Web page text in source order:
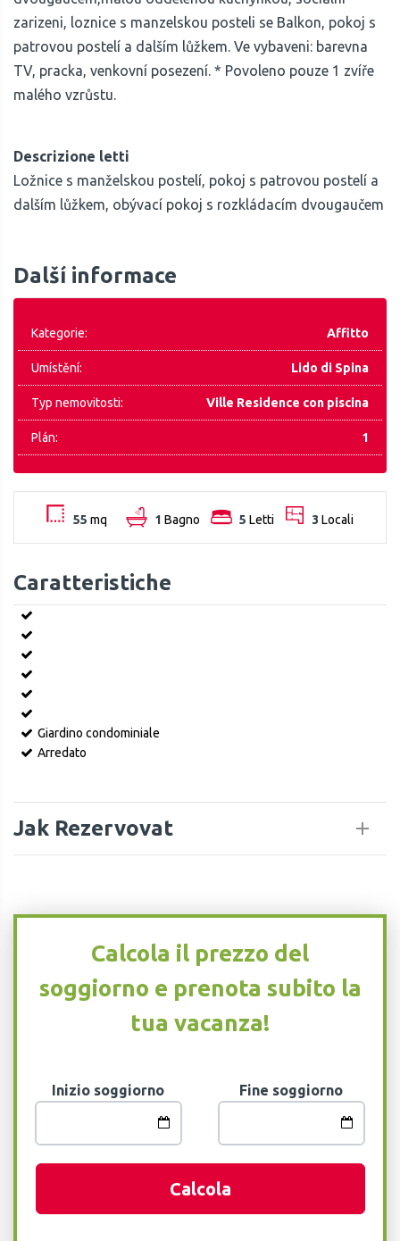
zarizeni, loznice s manzelskou posteli se Balkon, pokoj s
patrovou postelí a dalším lůžkem. Ve vybaveni: barevna
TV, pracka, venkovní posezení. * Povoleno pouze 1 zvíře
malého vzrůstu.
Descrizione letti
Ložnice s manželskou postelí, pokoj s patrovou postelí a
dalším lůžkem, obývací pokoj s rozkládacím dvougaučem
Další informace
Kategorie: Affitto
Umístění: Lido di Spina
Typ nemovitosti: Ville Residence con piscina
Plán: 1
55 mq 1 Bagno 5 Letti 3 Locali
Caratteristiche
Giardino condominiale
Arredato
Jak Rezervovat
Calcola il prezzo del
soggiorno e prenota subito la
tua vacanza!
Inizio soggiorno Fine soggiorno
Calcola